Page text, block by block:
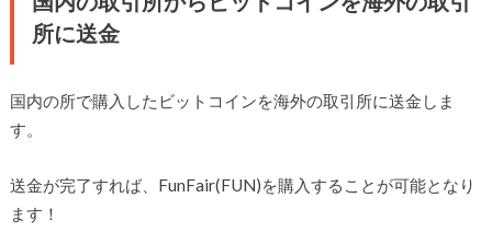
所に送金
国内の所で購入したビットコインを海外の取引所に送金しま
す。
送金が完了すれば、FunFair(FUN)を購入することが可能となり
ます！